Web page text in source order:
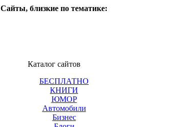
Сайты, близкие по тематике:
Каталог сайтов
БЕСПЛАТНО
КНИГИ
ЮМОР
Автомобили
Бизнес